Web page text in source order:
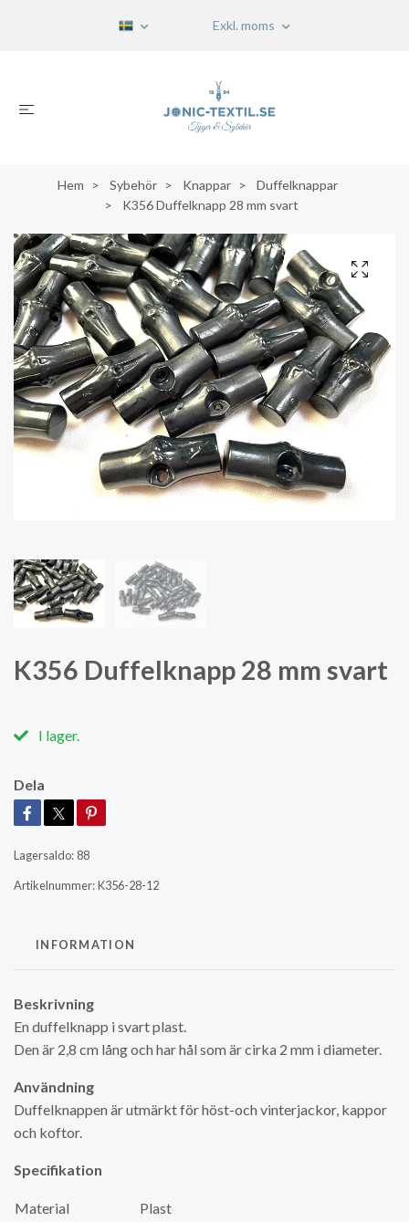
Exkl. moms
Hem Sybehör Knappar
Duffelknappar
K356 Duffelknapp 28 mm svart
K356 Duffelknapp 28 mm svart
I lager.
Dela
Lagersaldo: 88
Artikelnummer:K356-28-12
INFORMATION
Beskrivning
En duffelknapp i svart plast.
Den är 2,8 cm lång och har hål som är cirka 2 mm i diameter.
Användning
Duffelknappen är utmärkt för höst-och vinterjackor, kappor
och koftor.
Specifikation
Material
Plast